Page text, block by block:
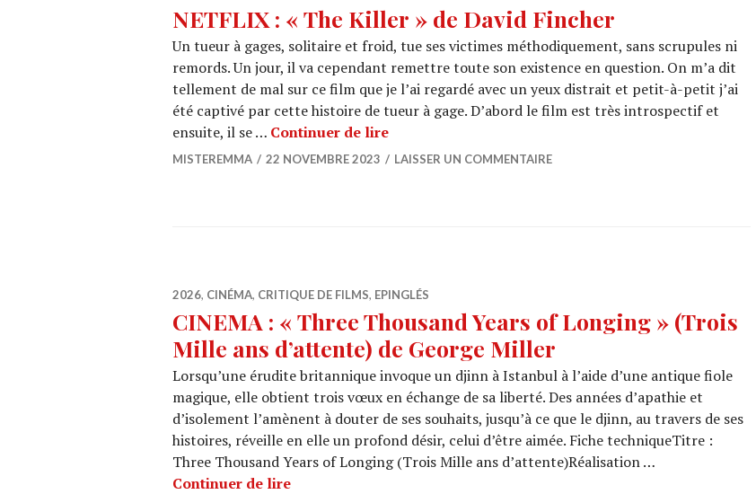
NETFLIX : « The Killer » de David Fincher
Un tueur à gages, solitaire et froid, tue ses victimes méthodiquement, sans scrupules ni
remords. Un jour, il va cependant remettre toute son existence en question. On m’a dit
tellement de mal sur ce film que je l’ai regardé avec un yeux distrait et petit-à-petit j’ai
été captivé par cette histoire de tueur à gage. D’abord le film est très introspectif et
ensuite, il se … Continuer de lireNETFLIX : « The Killer » de David Fincher
MISTEREMMA 22 NOVEMBRE 2023 LAISSER UN COMMENTAIRE
2026, CINÉMA, CRITIQUE DE FILMS, EPINGLÉS
CINEMA : « Three Thousand Years of Longing » (Trois
Mille ans d’attente) de George Miller
Lorsqu’une érudite britannique invoque un djinn à Istanbul à l’aide d’une antique fiole
magique, elle obtient trois vœux en échange de sa liberté. Des années d’apathie et
d’isolement l’amènent à douter de ses souhaits, jusqu’à ce que le djinn, au travers de ses
histoires, réveille en elle un profond désir, celui d’être aimée. Fiche techniqueTitre :
Three Thousand Years of Longing (Trois Mille ans d’attente)Réalisation …
Continuer de lireCINEMA : « Three Thousand Years of Longing » (Trois Mille ans